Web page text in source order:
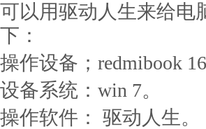
可以用驱动人生来给电
下：
操作设备；redmibook 16
设备系统：win 7。
操作软件： 驱动人生。